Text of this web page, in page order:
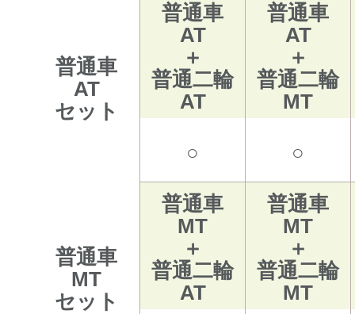
普通車
AT
セット
普通車
AT
＋
普通二輪
AT
普通車
AT
＋
普通二輪
MT
○ ○
普通車
MT
セット
普通車
MT
＋
普通二輪
AT
普通車
MT
＋
普通二輪
MT